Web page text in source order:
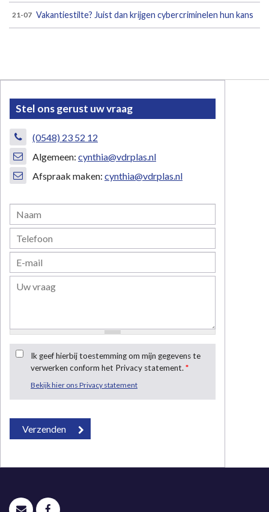
21-07 Vakantiestilte? Juist dan krijgen cybercriminelen hun kans
Stel ons gerust uw vraag
(0548) 23 52 12
Algemeen: cynthia@vdrplas.nl
Afspraak maken: cynthia@vdrplas.nl
Ik geef hierbij toestemming om mijn gegevens te
verwerken conform het Privacy statement.*
Bekijk hier ons Privacy statement